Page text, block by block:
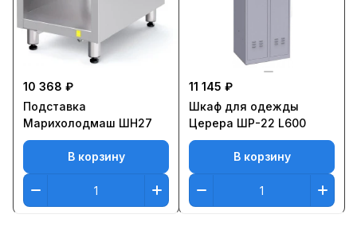
10 368 ₽
Подставка
Марихолодмаш ШН27
В корзину
11 145 ₽
Шкаф для одежды
Церера ШР-22 L600
В корзину